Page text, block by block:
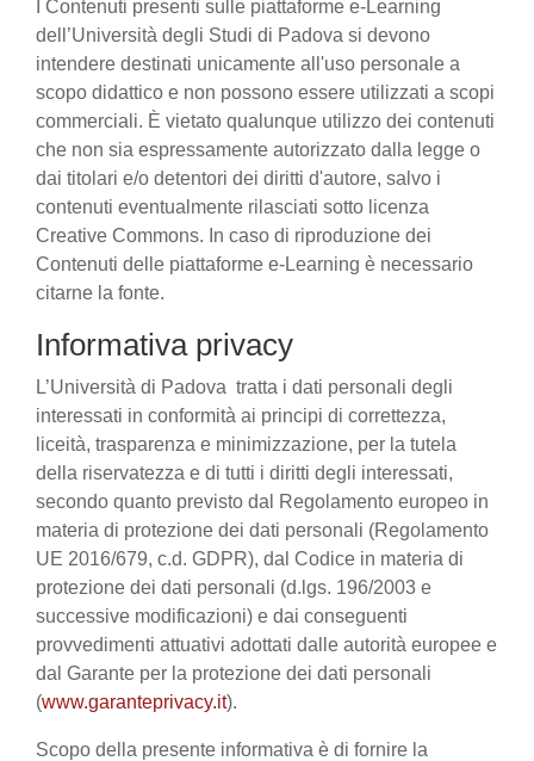
I Contenuti presenti sulle piattaforme e-Learning
dell’Università degli Studi di Padova si devono
intendere destinati unicamente all'uso personale a
scopo didattico e non possono essere utilizzati a scopi
commerciali. È vietato qualunque utilizzo dei contenuti
che non sia espressamente autorizzato dalla legge o
dai titolari e/o detentori dei diritti d'autore, salvo i
contenuti eventualmente rilasciati sotto licenza
Creative Commons. In caso di riproduzione dei
Contenuti delle piattaforme e-Learning è necessario
citarne la fonte.
Informativa privacy
L’Università di Padova tratta i dati personali degli
interessati in conformità ai principi di correttezza,
liceità, trasparenza e minimizzazione, per la tutela
della riservatezza e di tutti i diritti degli interessati,
secondo quanto previsto dal Regolamento europeo in
materia di protezione dei dati personali (Regolamento
UE 2016/679, c.d. GDPR), dal Codice in materia di
protezione dei dati personali (d.lgs. 196/2003 e
successive modificazioni) e dai conseguenti
provvedimenti attuativi adottati dalle autorità europee e
dal Garante per la protezione dei dati personali
(www.garanteprivacy.it).
Scopo della presente informativa è di fornire la